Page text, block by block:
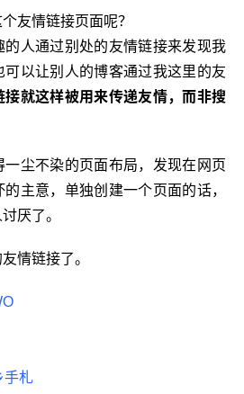
友情链接页面呢？
的人通过别处的友情链接来发现我
以让别人的博客通过我这里的友
接就这样被用来传递友情，而非搜
尘不染的页面布局，发现在网页
主意，单独创建一个页面的话，
厌了。
情链接了。
手札